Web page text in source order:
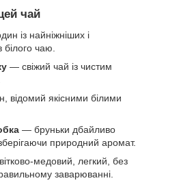
чай
із найніжніших і
білого чаю.
— свіжий чай із чистим
відомий якісними білими
— бруньки дбайливо
природний аромат.
медовий, легкий, без
заварюванні.